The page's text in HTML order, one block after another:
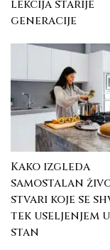
lekcija starije
generacije
Kako izgleda
samostalan
stvari koje se
tek useljenjem
stan